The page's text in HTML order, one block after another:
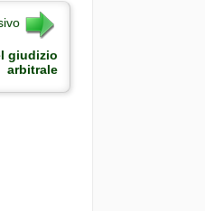
giudizio
arbitrale